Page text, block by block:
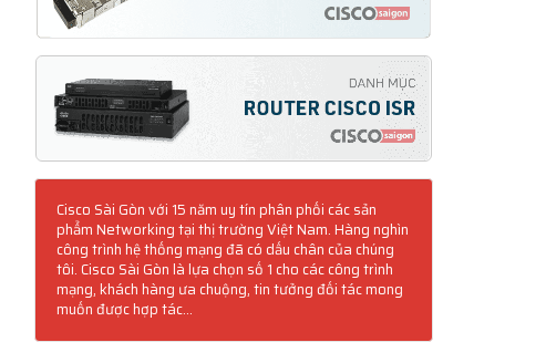
Cisco Sài Gòn với 15 năm uy tín phân phối các sản
phẩm Networking tại thị trường Việt Nam. Hàng nghìn
công trình hệ thống mạng đã có dấu chân của chúng
tôi. Cisco Sài Gòn là lựa chọn số 1 cho các công trình
mạng, khách hàng ưa chuộng, tin tưởng đối tác mong
muốn được hợp tác...